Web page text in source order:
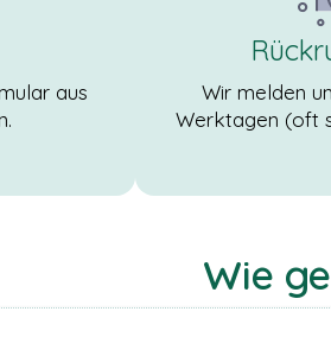
aus
Wir melden
Werktagen (oft
Wie